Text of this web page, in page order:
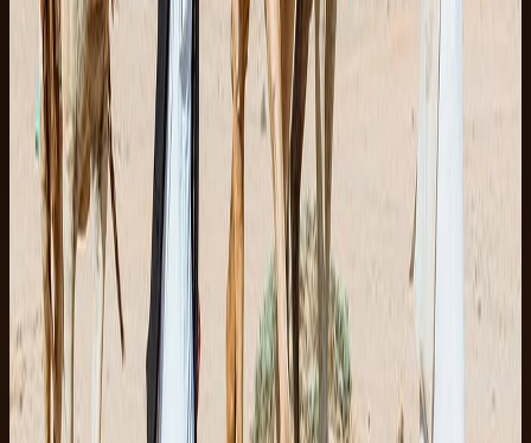
Afhentning
Total EUR 56
Reservér nu. Betal ved ankomst
Intet kort kræves Gratis afbestilling op til 24 timer før
Licenseret operatør · Fuld forsikring inkluderet
Spørgsmål om denne tur? WhatsApp os · svar på under 5 min
Måske kan du også lide
Sharm El Sheikh
SINAI-FAVORIT